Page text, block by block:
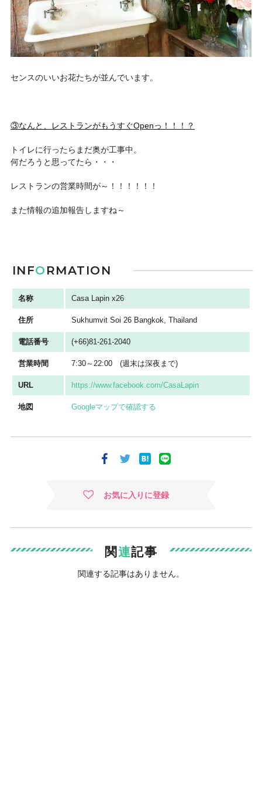
センスのいいお花たちが並んでいます。
③なんと、レストランがもうすぐOpenっ！！！？
トイレに行ったらまだ奥が工事中。
何だろうと思ってたら・・・
レストランの営業時間が～！！！！！！
また情報の追加報告しますね～
INFO RMATION
名称 Casa Lapin x26
住所 Sukhumvit Soi 26 Bangkok, Thailand
電話番号 (+66)81-261-2040
営業時間 7:30～22:00 (週末は深夜まで)
URL https://www.facebook.com/CasaLapin
地図 Googleマップで確認する
お気に入りに登録
関連記事
関連する記事はありません。